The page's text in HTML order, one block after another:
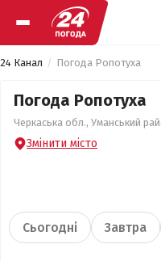
24 Канал Погода Ропотуха
Погода Ропотуха
Черкаська обл., Уманський
Змінити місто
Сьогодні Завтра